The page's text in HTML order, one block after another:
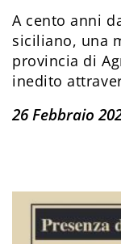
A cento anni
siciliano, una
provincia di
inedito
26 Febbraio